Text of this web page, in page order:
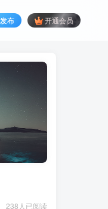
发布 开通会员
238人已阅读